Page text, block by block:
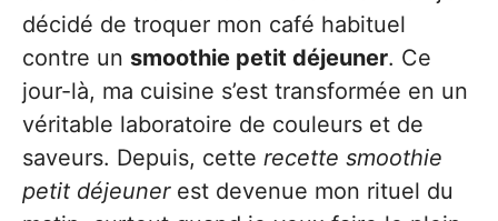
décidé de troquer mon café habituel
contre un smoothie petit déjeuner. Ce
jour-là, ma cuisine s’est transformée en un
véritable laboratoire de couleurs et de
saveurs. Depuis, cette recette smoothie
petit déjeunerest devenue mon rituel du